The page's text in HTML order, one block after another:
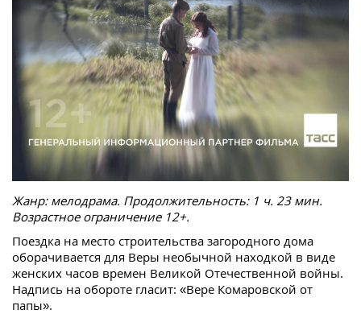
Жанр: мелодрама. Продолжительность: 1 ч. 23 мин.
Возрастное ограничение 12+.
Поездка на место строительства загородного дома
оборачивается для Веры необычной находкой в виде
женских часов времен Великой Отечественной войны.
Надпись на обороте гласит: «Вере Комаровской от
папы».